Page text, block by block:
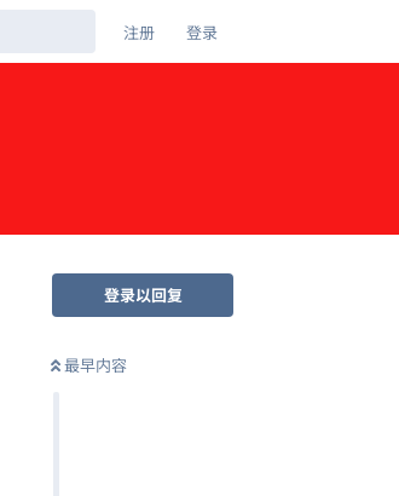
注册 登录
登录以回复
最早内容